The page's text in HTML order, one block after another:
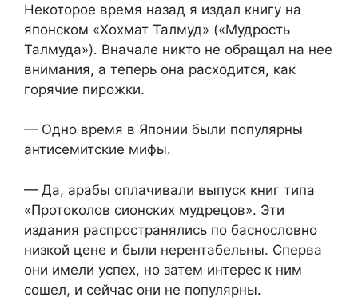
Некоторое время назад я издал книгу на
японском «Хохмат Талмуд» («Мудрость
Талмуда»). Вначале никто не обращал на нее
внимания, а теперь она расходится, как
горячие пирожки.
— Одно время в Японии были популярны
антисемитские мифы.
— Да, арабы оплачивали выпуск книг типа
«Протоколов сионских мудрецов». Эти
издания распространялись по баснословно
низкой цене и были нерентабельны. Сперва
они имели успех, но затем интерес к ним
сошел, и сейчас они не популярны.